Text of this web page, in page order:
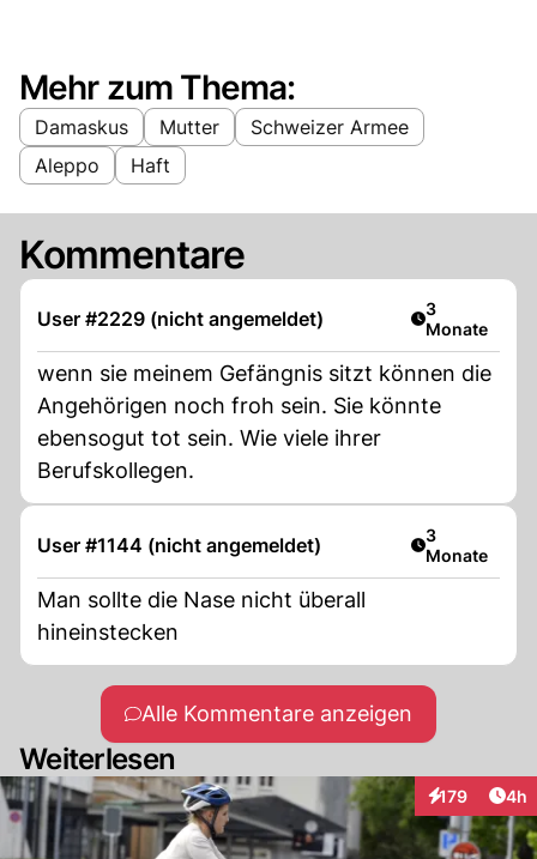
Mehr zum Thema:
Damaskus Mutter
Schweizer Armee
Aleppo
Haft
Kommentare
User #2229 (nicht angemeldet) Artikel
3
Monate
wenn sie meinem Gefängnis sitzt können die
Angehörigen noch froh sein. Sie könnte
ebensogut tot sein. Wie viele ihrer
Berufskollegen.
User #1144 (nicht angemeldet) Artikel
3
Monate
Man sollte die Nase nicht überall
hineinstecken
Alle Kommentare anzeigen
Weiterlesen
179
Interaktionen
4h